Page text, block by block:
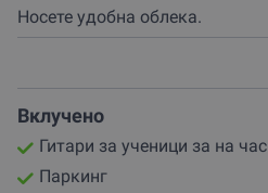
Носете удобна облека.
Вклучено
Гитари за ученици за на час
Паркинг